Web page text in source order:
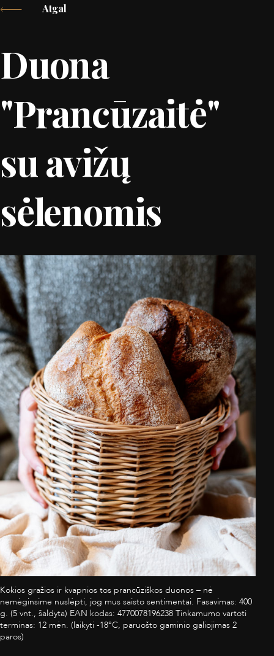
Atgal
Duona
"Prancūzaitė"
su avižų
sėlenomis
Kokios gražios ir kvapnios tos prancūziškos duonos – nė
nemėginsime nuslėpti, jog mus saisto sentimentai. Fasavimas: 400
g. (5 vnt., šaldyta) EAN kodas: 4770078196238 Tinkamumo vartoti
terminas: 12 mėn. (laikyti -18°C, paruošto gaminio galiojimas 2
paros)